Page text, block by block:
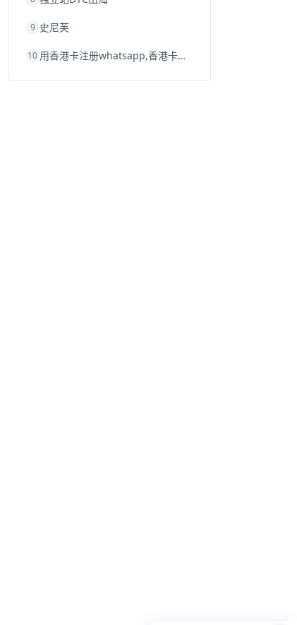
9 史尼芙
10 用香港卡注册whatsapp,香港卡不能注册whatsapp